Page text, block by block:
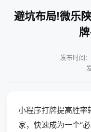
避坑布局!微乐
发布时间
小程序打牌提高胜率
家，快速成为一个“